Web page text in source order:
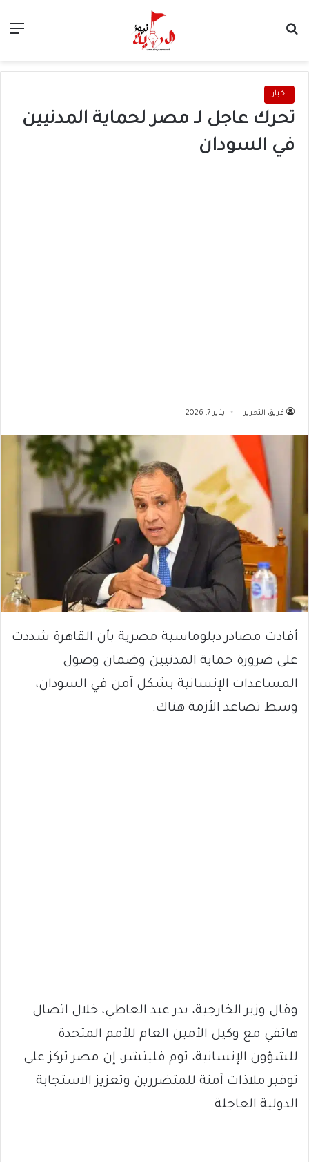
اخبار
تحرك عاجل لـ مصر لحماية المدنيين
في السودان
فريق التحرير يناير 7, 2026
أفادت مصادر دبلوماسية مصرية بأن القاهرة شددت
على ضرورة حماية المدنيين وضمان وصول
المساعدات الإنسانية بشكل آمن في السودان،
وسط تصاعد الأزمة هناك.
وقال وزير الخارجية، بدر عبد العاطي، خلال اتصال
هاتفي مع وكيل الأمين العام للأمم المتحدة
للشؤون الإنسانية، توم فليتشر، إن مصر تركز على
توفير ملاذات آمنة للمتضررين وتعزيز الاستجابة
الدولية العاجلة.